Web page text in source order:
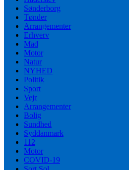
Sønderborg
Tønder
Arrangementer
Erhverv
Mad
Motor
Natur
NYHED
Politik
Sport
Vejr
Arrangementer
Bolig
Sundhed
Syddanmark
112
Motor
COVID-19